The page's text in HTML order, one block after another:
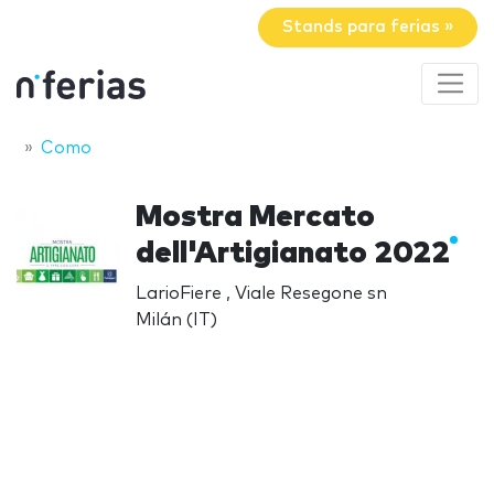
Stands para ferias »
Como
Mostra Mercato
dell'Artigianato 2022
LarioFiere , Viale Resegone sn
Milán (IT)